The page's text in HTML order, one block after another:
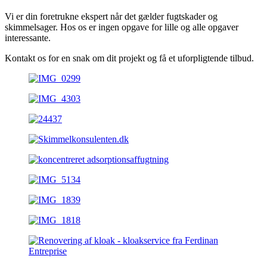
Vi er din foretrukne ekspert når det gælder fugtskader og
skimmelsager. Hos os er ingen opgave for lille og alle opgaver
interessante.
Kontakt os for en snak om dit projekt og få et uforpligtende tilbud.